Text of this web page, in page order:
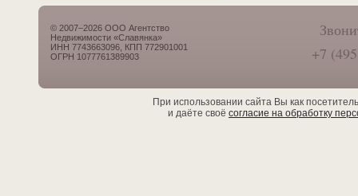
© 2007–2026 ООО Агентство
Недвижимости «Славянка»
ИНН 7743663096, КПП 772901001
ОГРН 1077761389903
+7
При использовании сайта Вы как
и даёте своё согласие на обработку